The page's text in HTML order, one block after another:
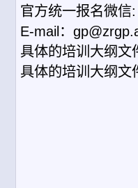
官方统一报名微信
E-mail：
具体的培训大纲文
具体的培训大纲文